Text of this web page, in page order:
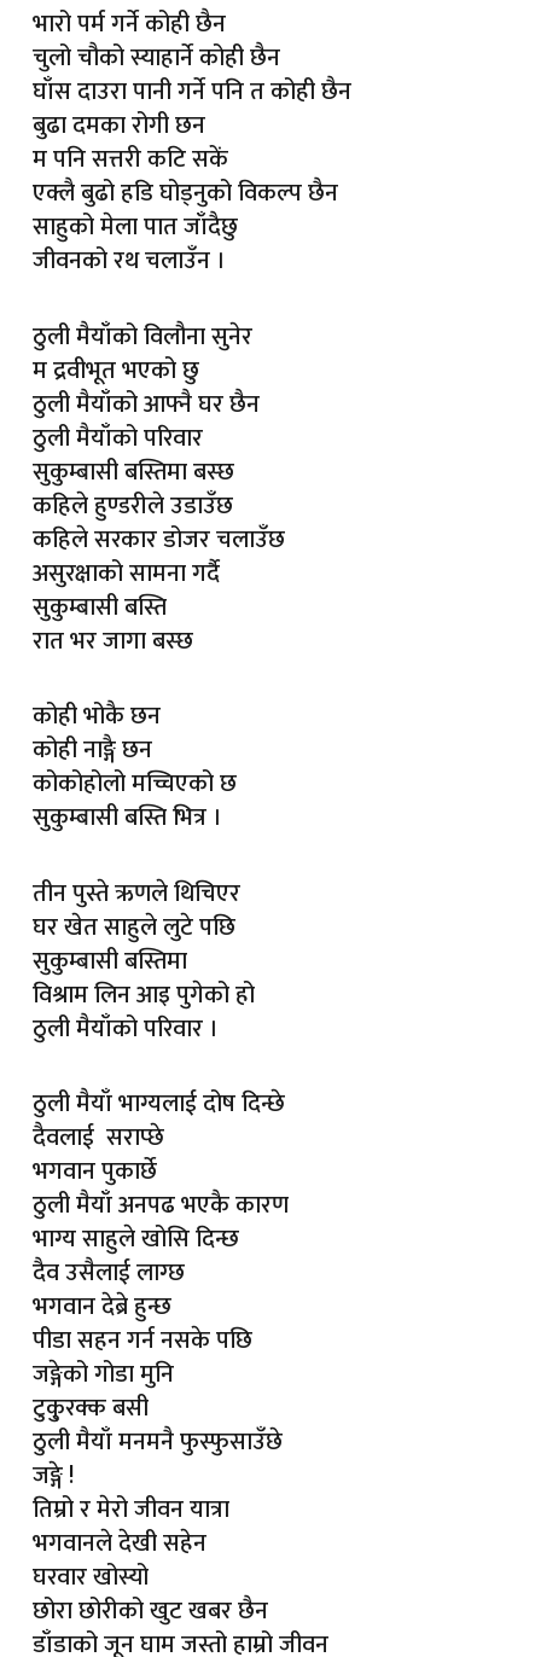
भारो पर्म गर्ने कोही छैन
चुलो चौको स्याहार्ने कोही छैन
घाँस दाउरा पानी गर्ने पनि त कोही छैन
बुढा दमका रोगी छन
म पनि सत्तरी कटि सकें
एक्लै बुढो हडि घोड्नुको विकल्प छैन
साहुको मेला पात जाँदैछु
जीवनको रथ चलाउँन ।
ठुली मैयाँको विलौना सुनेर
म द्रवीभूत भएको छु
ठुली मैयाँको आफ्नै घर छैन
ठुली मैयाँको परिवार
सुकुम्बासी बस्तिमा बस्छ
कहिले हुण्डरीले उडाउँछ
कहिले सरकार डोजर चलाउँछ
असुरक्षाको सामना गर्दै
सुकुम्बासी बस्ति
रात भर जागा बस्छ
कोही भोकै छन
कोही नाङ्गै छन
कोकोहोलो मच्चिएको छ
सुकुम्बासी बस्ति भित्र ।
तीन पुस्ते ऋणले थिचिएर
घर खेत साहुले लुटे पछि
सुकुम्बासी बस्तिमा
विश्राम लिन आइ पुगेको हो
ठुली मैयाँको परिवार ।
ठुली मैयाँ भाग्यलाई दोष दिन्छे
दैवलाई सराप्छे
भगवान पुकार्छे
ठुली मैयाँ अनपढ भएकै कारण
भाग्य साहुले खोसि दिन्छ
दैव उसैलाई लाग्छ
भगवान देब्रे हुन्छ
पीडा सहन गर्न नसके पछि
जङ्गेको गोडा मुनि
टुकु्रक्क बसी
ठुली मैयाँ मनमनै फुस्फुसाउँछे
जङ्गे !
तिम्रो र मेरो जीवन यात्रा
भगवानले देखी सहेन
घरवार खोस्यो
छोरा छोरीको खुट खबर छैन
डाँडाको जून घाम जस्तो हाम्रो जीवन